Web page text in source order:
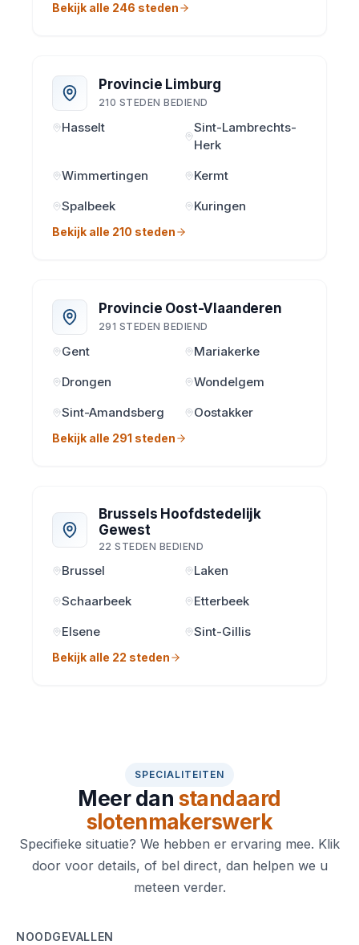
Bekijk alle 246 steden
Provincie Limburg
210 STEDEN BEDIEND
Hasselt
Sint-Lambrechts-
Herk
Wimmertingen
Kermt
Spalbeek
Kuringen
Bekijk alle 210 steden
Provincie Oost-Vlaanderen
291 STEDEN BEDIEND
Gent
Mariakerke
Drongen
Wondelgem
Sint-Amandsberg
Oostakker
Bekijk alle 291 steden
Brussels Hoofdstedelijk
Gewest
22 STEDEN BEDIEND
Brussel
Laken
Schaarbeek
Etterbeek
Elsene
Sint-Gillis
Bekijk alle 22 steden
SPECIALITEITEN
Meer dan standaard
slotenmakerswerk
Specifieke situatie? We hebben er ervaring mee. Klik
door voor details, of bel direct, dan helpen we u
meteen verder.
NOODGEVALLEN